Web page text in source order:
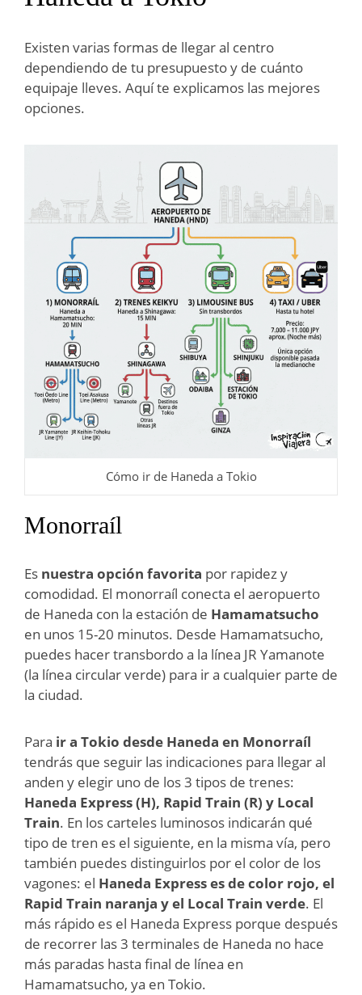
Existen varias formas de llegar al centro
dependiendo de tu presupuesto y de cuánto
equipaje lleves. Aquí te explicamos las mejores
opciones.
Cómo ir de Haneda a Tokio
Monorraíl
Es nuestra opción favorita por rapidez y
comodidad. El monorraíl conecta el aeropuerto
de Haneda con la estación de Hamamatsucho
en unos 15-20 minutos. Desde Hamamatsucho,
puedes hacer transbordo a la línea JR Yamanote
(la línea circular verde) para ir a cualquier parte de
la ciudad.
Para ir a Tokio desde Haneda en Monorraíl
tendrás que seguir las indicaciones para llegar al
anden y elegir uno de los 3 tipos de trenes:
Haneda Express (H), Rapid Train (R) y Local
Train. En los carteles luminosos indicarán qué
tipo de tren es el siguiente, en la misma vía, pero
también puedes distinguirlos por el color de los
vagones: el Haneda Express es de color rojo, el
Rapid Train naranja y el Local Train verde. El
más rápido es el Haneda Express porque después
de recorrer las 3 terminales de Haneda no hace
más paradas hasta final de línea en
Hamamatsucho, ya en Tokio.